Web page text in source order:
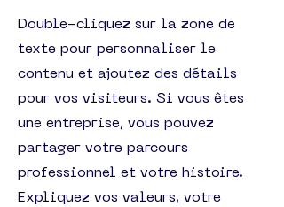
Double-cliquez sur la zone de
texte pour personnaliser le
contenu et ajoutez des détails
pour vos visiteurs. Si vous êtes
une entreprise, vous pouvez
partager votre parcours
professionnel et votre histoire.
Expliquez vos valeurs, votre